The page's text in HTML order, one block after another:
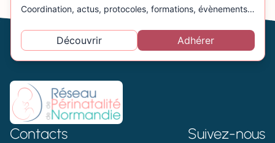
Coordination, actus, protocoles, formations, évènements…
Découvrir Adhérer
Contacts Suivez-nous